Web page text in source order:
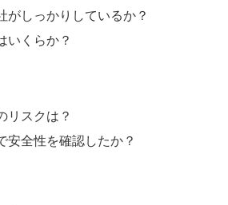
がしっかりしているか？
いくらか？
リスクは？
安全性を確認したか？